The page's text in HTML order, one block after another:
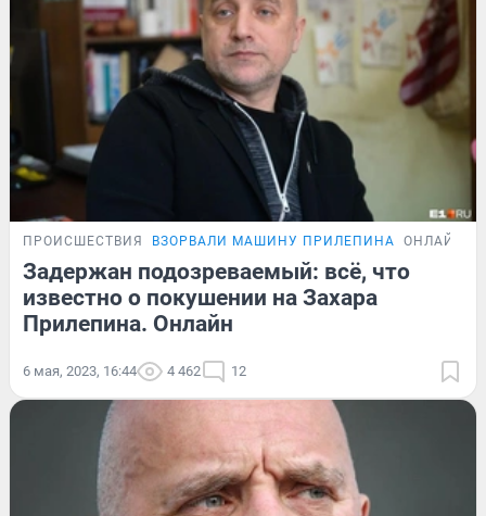
ПРОИСШЕСТВИЯ ВЗОРВАЛИ МАШИНУ ПРИЛЕПИНА ОНЛАЙН-
Задержан подозреваемый: всё, что
известно о покушении на Захара
Прилепина. Онлайн
6 мая, 2023, 16:44 4 462 12